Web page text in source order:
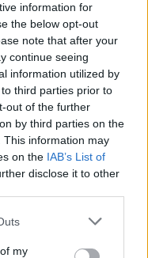
information for
the below opt-out
note that after your
continue seeing
information utilized by
third parties prior to
out of the further
by third parties on the
This information may
on the IAB’s List of
disclose it to other
one or more Google
You may click to
my
elgondolkodni
Le akarjuk
Fittebbek
van válasz,
is, ami